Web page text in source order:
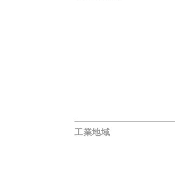
工業地域